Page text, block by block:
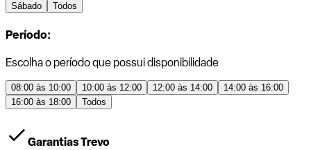
Sábado
Todos
Período:
Escolha o período que possui disponibilidade
08:00 às 10:00 10:00 às 12:00 12:00 às 14:00
14:00 às 16:00
16:00 às 18:00
Todos
Garantias Trevo